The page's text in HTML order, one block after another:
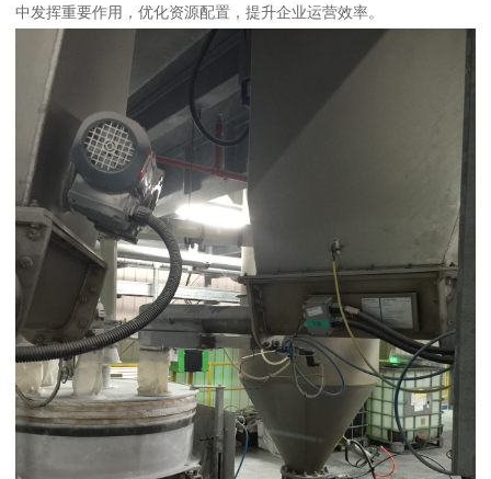
中发挥重要作用，优化资源配置，提升企业运营效率。